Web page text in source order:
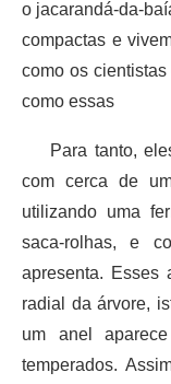
o jacarandá-da-
compactas e
como os
como essas
Para tanto, eles
com cerca de
utilizando uma
saca-rolhas, e
apresenta. Esses
radial da árvore,
um anel
temperados.